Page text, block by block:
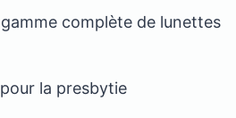
complète de lunettes
la presbytie